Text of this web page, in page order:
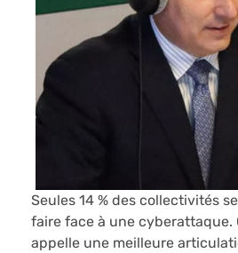
Seules 14 % des collectivités
faire face à une
appelle une meilleure